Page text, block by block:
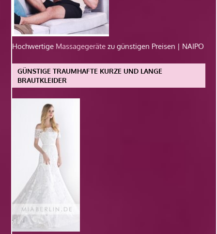
Hochwertige Massagegeräte zu günstigen Preisen | NAIPO
GÜNSTIGE TRAUMHAFTE KURZE UND LANGE
BRAUTKLEIDER